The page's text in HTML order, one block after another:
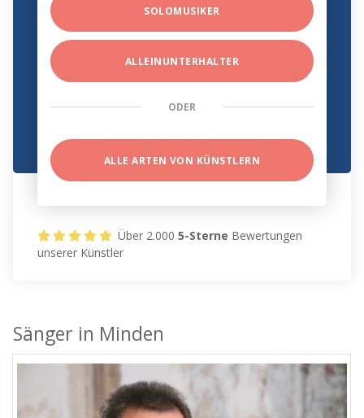
SOLOMUSIKER
ALLEINUNTERHALTER
ODER
ALLE ARTEN VON KÜNSTLERN
Über 2.0005-Sterne Bewertungen
unserer Künstler
Sänger in Minden